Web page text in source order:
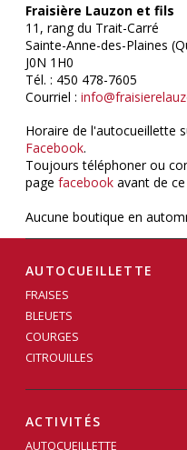
Fraisière Lauzon et fils
11, rang du Trait-Carré
Sainte-Anne-des-Plaines
J0N 1H0
Tél. : 450 478-7605
Courriel :
Horaire de l'autocueillette
Facebook.
Toujours téléphoner ou
page facebook avant de
Aucune boutique en
AUTOCUEILLETTE
FRAISES
BLEUETS
COURGES
CITROUILLES
ACTIVITÉS
AUTOCUEILLETTE